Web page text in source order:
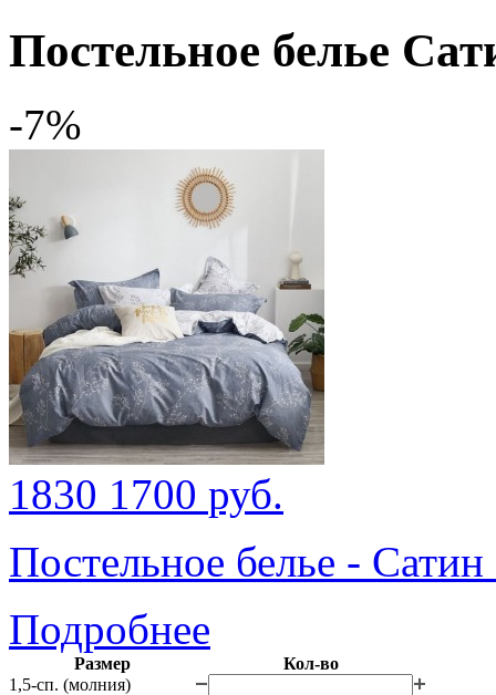
Постельное белье
-7%
1830 1700 руб.
Постельное белье -
Подробнее
Размер
Кол-во
1,5-сп. (молния)